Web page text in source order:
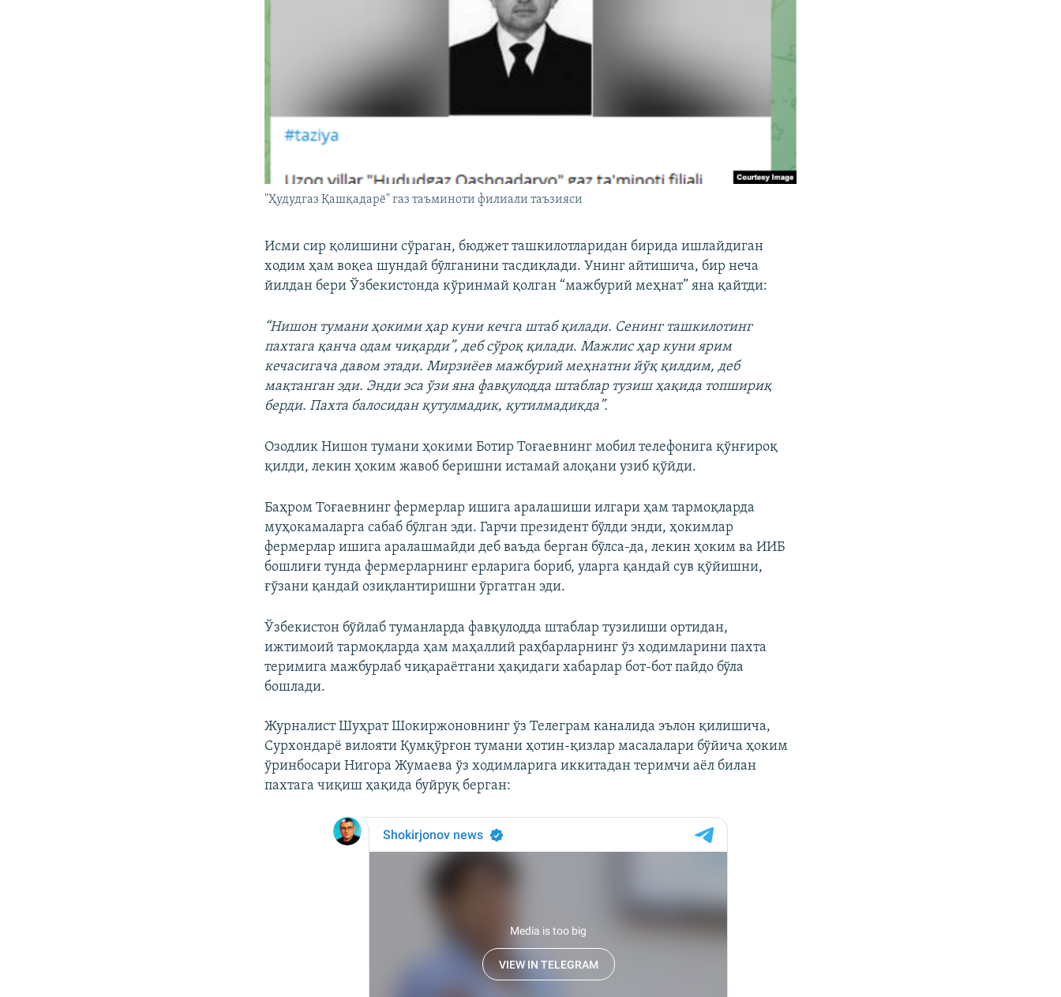
"Ҳудудгаз Қашқадарё" газ таъминоти филиали таъзияси
Исми сир қолишини сўраган, бюджет ташкилотларидан бирида ишлайдиган
ходим ҳам воқеа шундай бўлганини тасдиқлади. Унинг айтишича, бир неча
йилдан бери Ўзбекистонда кўринмай қолган “мажбурий меҳнат” яна қайтди:
“Нишон тумани ҳокими ҳар куни кечга штаб қилади. Сенинг ташкилотинг
пахтага қанча одам чиқарди”, деб сўроқ қилади. Мажлис ҳар куни ярим
кечасигача давом этади. Мирзиёев мажбурий меҳнатни йўқ қилдим, деб
мақтанган эди. Энди эса ўзи яна фавқулодда штаблар тузиш ҳақида топшириқ
берди. Пахта балосидан қутулмадик, қутилмадикда”.
Озодлик Нишон тумани ҳокими Ботир Тоғаевнинг мобил телефонига қўнғироқ
қилди, лекин ҳоким жавоб беришни истамай алоқани узиб қўйди.
Баҳром Тоғаевнинг фермерлар ишига аралашиши илгари ҳам тармоқларда
муҳокамаларга сабаб бўлган эди. Гарчи президент бўлди энди, ҳокимлар
фермерлар ишига аралашмайди деб ваъда берган бўлса-да, лекин ҳоким ва ИИБ
бошлиғи тунда фермерларнинг ерларига бориб, уларга қандай сув қўйишни,
ғўзани қандай озиқлантиришни ўргатган эди.
Ўзбекистон бўйлаб туманларда фавқулодда штаблар тузилиши ортидан,
ижтимоий тармоқларда ҳам маҳаллий раҳбарларнинг ўз ходимларини пахта
теримига мажбурлаб чиқараётгани ҳақидаги хабарлар бот-бот пайдо бўла
бошлади.
Журналист Шуҳрат Шокиржоновнинг ўз Телеграм каналида эълон қилишича,
Сурхондарё вилояти Қумқўрғон тумани ҳотин-қизлар масалалари бўйича ҳоким
ўринбосари Нигора Жумаева ўз ходимларига иккитадан теримчи аёл билан
пахтага чиқиш ҳақида буйруқ берган: